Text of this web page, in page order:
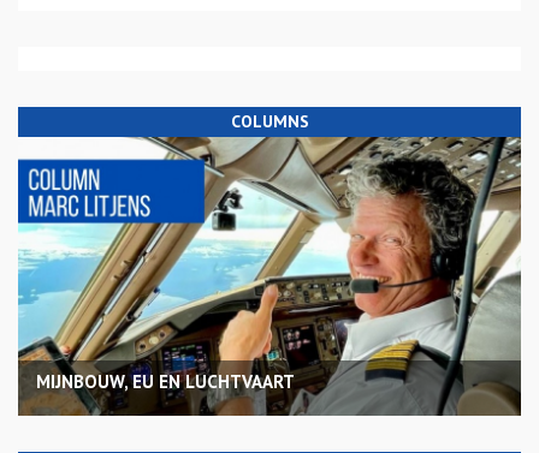
COLUMNS
MIJNBOUW, EU EN LUCHTVAART